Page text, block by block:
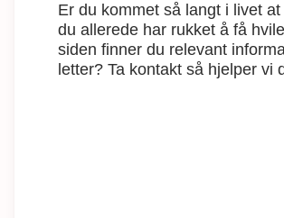
Er du kommet så langt i livet
du allerede har rukket å få
siden finner du relevant
letter? Ta kontakt så hjelper vi